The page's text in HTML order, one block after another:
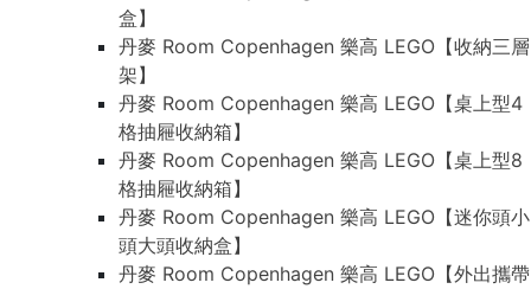
盒】
丹麥 Room Copenhagen 樂高 LEGO【收納三層
架】
丹麥 Room Copenhagen 樂高 LEGO【桌上型4
格抽屜收納箱】
丹麥 Room Copenhagen 樂高 LEGO【桌上型8
格抽屜收納箱】
丹麥 Room Copenhagen 樂高 LEGO【迷你頭小
頭大頭收納盒】
丹麥 Room Copenhagen 樂高 LEGO【外出攜帶